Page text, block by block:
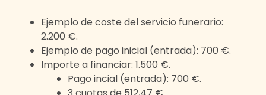
Ejemplo de coste del servicio funerario:
2.200 €.
Ejemplo de pago inicial (entrada): 700 €.
Importe a financiar: 1.500 €.
Pago incial (entrada): 700 €.